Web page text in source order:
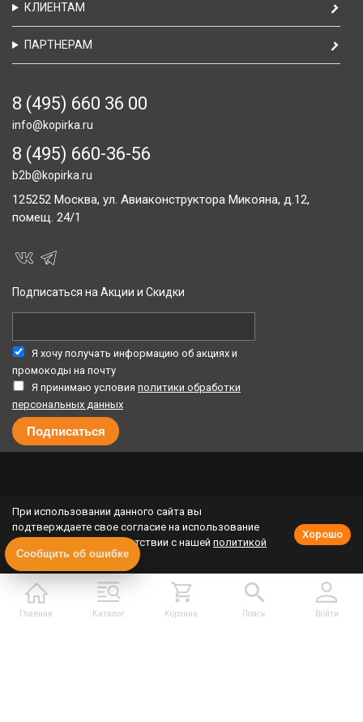
Главная Каталог Корзина Поиск Войти
КЛИЕНТАМ
ПАРТНЕРАМ
8 (495) 660 36 00
info@kopirka.ru
8 (495) 660-36-56
b2b@kopirka.ru
125252 Москва, ул. Авиаконструктора Микояна, д.12,
помещ. 24/1
Подписаться на Акции и Скидки
Я хочу получать информацию об акциях и
промокоды на почту
Я принимаю условия политики обработки
персональных данных
10% кешбэк за каждый заказ
Публичная оферта программы лояльности
Политика конфиденциальности
Политика cookie
Урегулирование претензий
При использовании данного сайта вы
подтверждаете свое согласие на использование
cookie-файлов в соответствии с нашей политикой
приватности.
Хорошо
Сообщить об ошибке